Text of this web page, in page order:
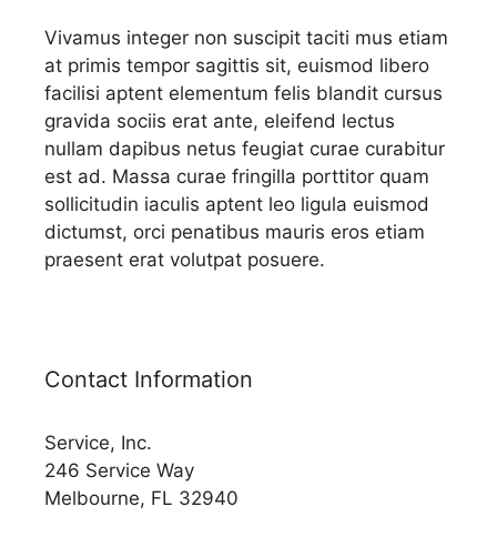
Vivamus integer non suscipit taciti mus etiam
at primis tempor sagittis sit, euismod libero
facilisi aptent elementum felis blandit cursus
gravida sociis erat ante, eleifend lectus
nullam dapibus netus feugiat curae curabitur
est ad. Massa curae fringilla porttitor quam
sollicitudin iaculis aptent leo ligula euismod
dictumst, orci penatibus mauris eros etiam
praesent erat volutpat posuere.
Contact Information
Service, Inc.
246 Service Way
Melbourne, FL 32940